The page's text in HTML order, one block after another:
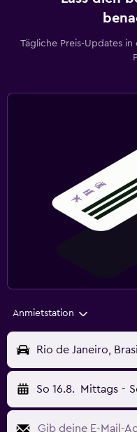
Tägliche Preis-Updates
Anmietstation
So 16.8. Mittags -